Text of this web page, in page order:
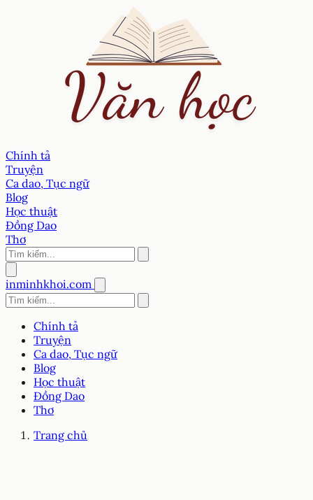
Chính tả
Truyện
Ca dao, Tục ngữ
Blog
Học thuật
Đồng Dao
Thơ
inminhkhoi.com
Chính tả
Truyện
Ca dao, Tục ngữ
Blog
Học thuật
Đồng Dao
Thơ
Trang chủ